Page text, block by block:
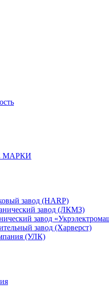
МАРКИ
завод (HARP)
завод (ЛКМЗ)
завод
завод (Харверст)
(УЛК)